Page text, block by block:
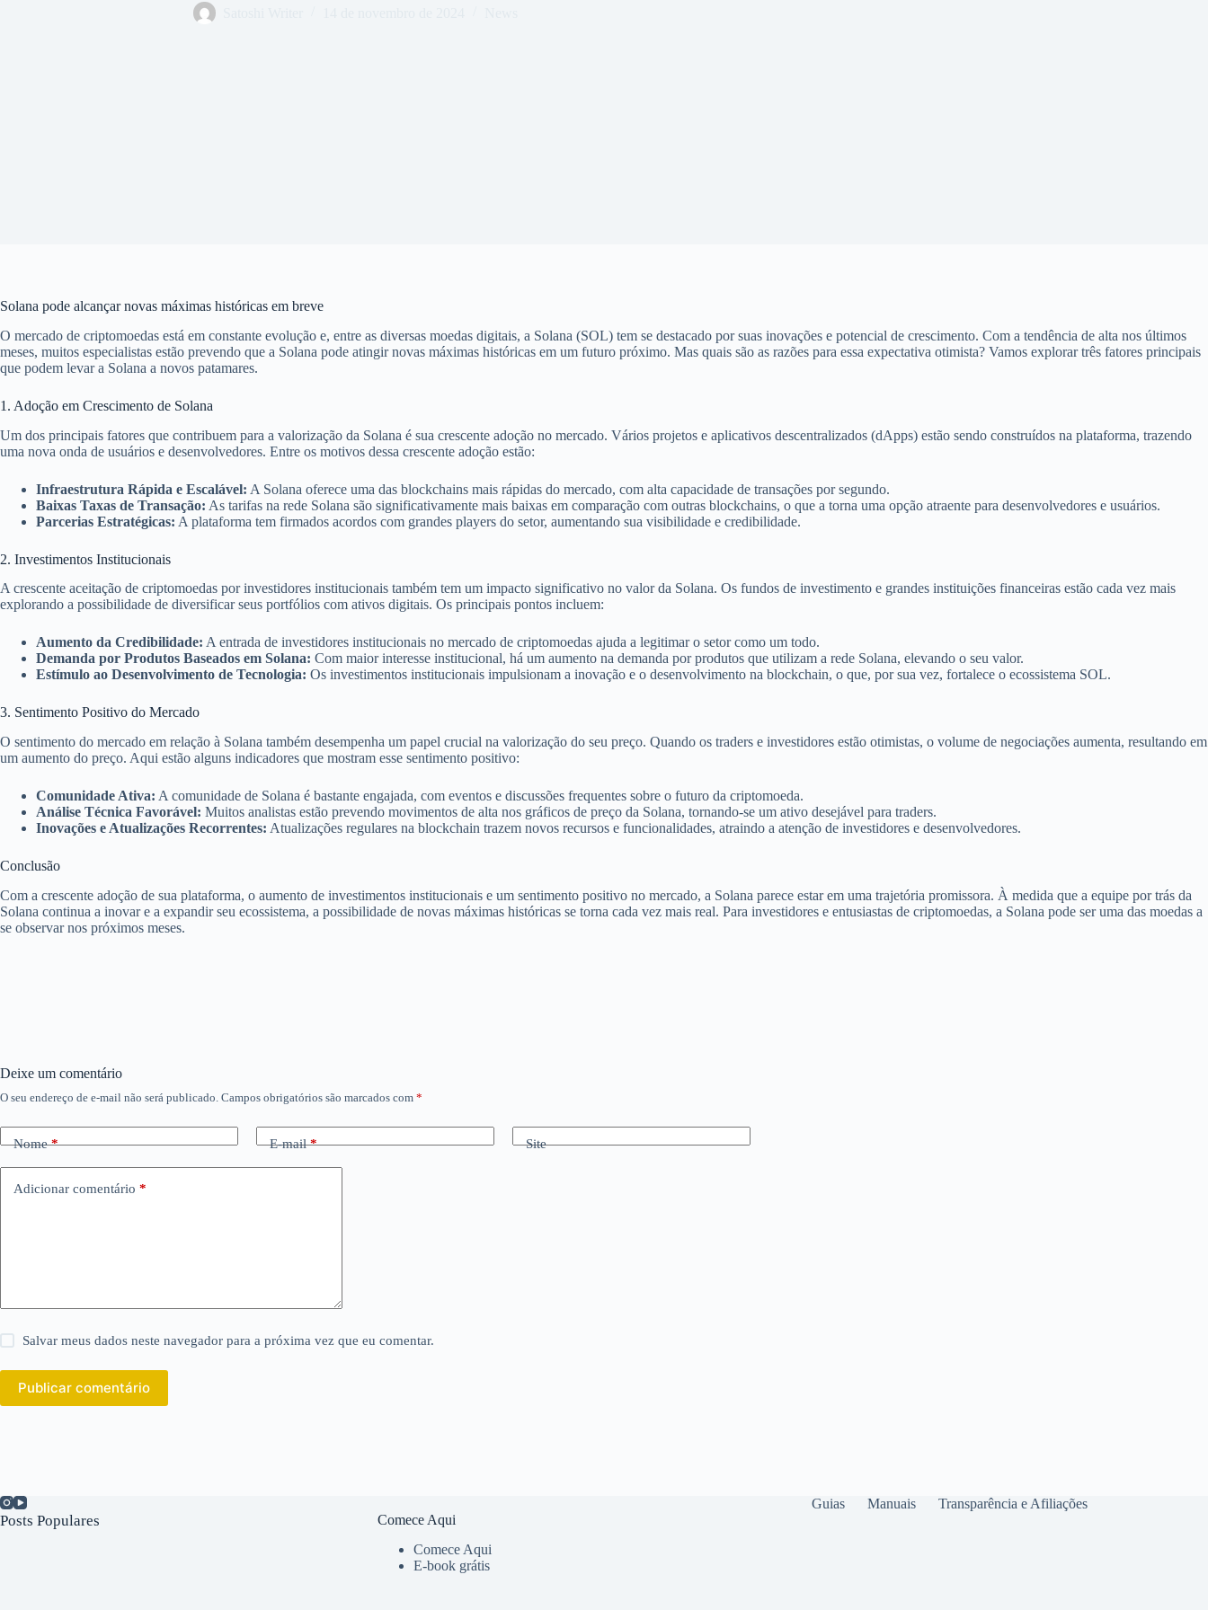
Solana pode alcançar novas máximas históricas em breve
O mercado de criptomoedas está em constante evolução e, entre as diversas moedas digitais, a Solana (SOL) tem se destacado por suas inovações e potencial de crescimento. Com a tendência de alta nos últimos
meses, muitos especialistas estão prevendo que a Solana pode atingir novas máximas históricas em um futuro próximo. Mas quais são as razões para essa expectativa otimista? Vamos explorar três fatores principais
que podem levar a Solana a novos patamares.
1. Adoção em Crescimento de Solana
Um dos principais fatores que contribuem para a valorização da Solana é sua crescente adoção no mercado. Vários projetos e aplicativos descentralizados (dApps) estão sendo construídos na plataforma, trazendo
uma nova onda de usuários e desenvolvedores. Entre os motivos dessa crescente adoção estão:
Infraestrutura Rápida e Escalável: A Solana oferece uma das blockchains mais rápidas do mercado, com alta capacidade de transações por segundo.
Baixas Taxas de Transação: As tarifas na rede Solana são significativamente mais baixas em comparação com outras blockchains, o que a torna uma opção atraente para desenvolvedores e usuários.
Parcerias Estratégicas: A plataforma tem firmados acordos com grandes players do setor, aumentando sua visibilidade e credibilidade.
2. Investimentos Institucionais
A crescente aceitação de criptomoedas por investidores institucionais também tem um impacto significativo no valor da Solana. Os fundos de investimento e grandes instituições financeiras estão cada vez mais
explorando a possibilidade de diversificar seus portfólios com ativos digitais. Os principais pontos incluem:
Aumento da Credibilidade: A entrada de investidores institucionais no mercado de criptomoedas ajuda a legitimar o setor como um todo.
Demanda por Produtos Baseados em Solana: Com maior interesse institucional, há um aumento na demanda por produtos que utilizam a rede Solana, elevando o seu valor.
Estímulo ao Desenvolvimento de Tecnologia: Os investimentos institucionais impulsionam a inovação e o desenvolvimento na blockchain, o que, por sua vez, fortalece o ecossistema SOL.
3. Sentimento Positivo do Mercado
O sentimento do mercado em relação à Solana também desempenha um papel crucial na valorização do seu preço. Quando os traders e investidores estão otimistas, o volume de negociações aumenta, resultando em
um aumento do preço. Aqui estão alguns indicadores que mostram esse sentimento positivo:
Comunidade Ativa: A comunidade de Solana é bastante engajada, com eventos e discussões frequentes sobre o futuro da criptomoeda.
Análise Técnica Favorável: Muitos analistas estão prevendo movimentos de alta nos gráficos de preço da Solana, tornando-se um ativo desejável para traders.
Inovações e Atualizações Recorrentes: Atualizações regulares na blockchain trazem novos recursos e funcionalidades, atraindo a atenção de investidores e desenvolvedores.
Conclusão
Com a crescente adoção de sua plataforma, o aumento de investimentos institucionais e um sentimento positivo no mercado, a Solana parece estar em uma trajetória promissora. À medida que a equipe por trás da
Solana continua a inovar e a expandir seu ecossistema, a possibilidade de novas máximas históricas se torna cada vez mais real. Para investidores e entusiastas de criptomoedas, a Solana pode ser uma das moedas a
se observar nos próximos meses.
Deixe um comentário
O seu endereço de e-mail não será publicado. Campos obrigatórios são marcados com *
Nome* E-mail* Site
Adicionar comentário *
Salvar meus dados neste navegador para a próxima vez que eu comentar.
Publicar comentário
Guias Manuais Transparência e Afiliações
Posts Populares
Comece Aqui
Comece Aqui
E-book grátis